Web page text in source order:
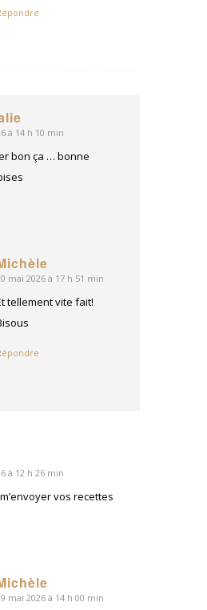
à 14 h 10 min
bon ça … bonne
ditmai 2026 à 17 h 51 min
tellement vite fait!
à 12 h 26 min
vos recettes
ditmai 2026 à 14 h 00 min